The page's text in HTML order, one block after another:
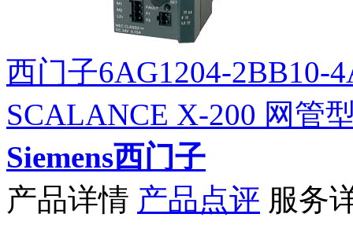
西门子6AG1204-2BB10-
SCALANCE X-200 网管
Siemens西门子
产品详情 产品点评 服务